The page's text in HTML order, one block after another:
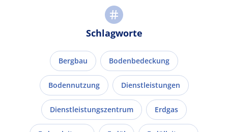
Schlagworte
Bergbau Bodenbedeckung
Bodennutzung Dienstleistungen
Dienstleistungszentrum Erdgas